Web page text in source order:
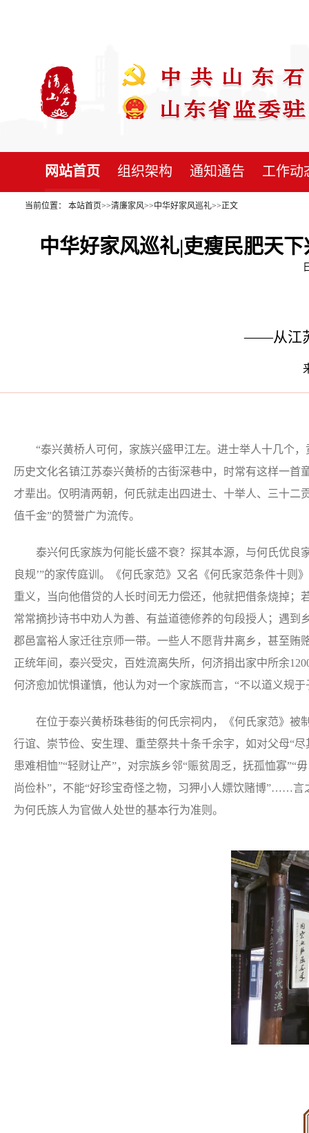
网站首页 组织架构 通知通告 工作动
当前位置： 本站首页>>清廉家风>>中华好家风巡礼>>正文
中华好家风巡礼|吏瘦民肥天
——从江
“泰兴黄桥人可何，家族兴盛甲江左。进士举人十几个，
历史文化名镇江苏泰兴黄桥的古街深巷中，时常有这样一
才辈出。仅明清两朝，何氏就走出四进士、十举人、三十二
值千金”的赞誉广为流传。
泰兴何氏家族为何能长盛不衰？探其本源，与何氏优良家
良规’”的家传庭训。《何氏家范》又名《何氏家范条件十
重义，当向他借贷的人长时间无力偿还，他就把借条烧掉
常常摘抄诗书中劝人为善、有益道德修养的句段授人；遇到
郡邑富裕人家迁往京师一带。一些人不愿背井离乡，甚至贿
正统年间，泰兴受灾，百姓流离失所，何济捐出家中所余
何济愈加忧惧谨慎，他认为对一个家族而言，“不以道义规
在位于泰兴黄桥珠巷街的何氏宗祠内，《何氏家范》被
行谊、崇节俭、安生理、重茔祭共十条千余字，如对父母“
患难相恤”“轻财让产”，对宗族乡邻“赈贫周乏，抚孤恤寡”“
尚俭朴”，不能“好珍宝奇怪之物，习狎小人嫖饮赌博”……
为何氏族人为官做人处世的基本行为准则。